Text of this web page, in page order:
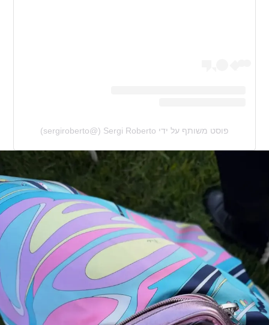
פוסט משותף על ידי ‏‎Sergi Roberto‎‏ (@‏‎sergiroberto‎‏)